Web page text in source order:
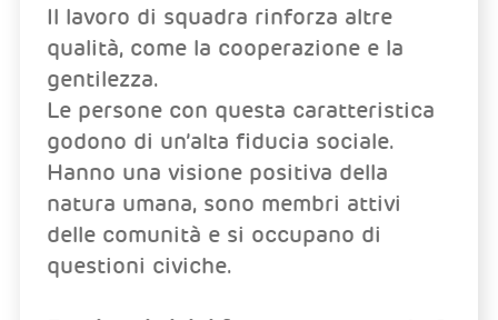
Il lavoro di squadra rinforza altre
qualità, come la cooperazione e la
gentilezza.
Le persone con questa caratteristica
godono di un’alta fiducia sociale.
Hanno una visione positiva della
natura umana, sono membri attivi
delle comunità e si occupano di
questioni civiche.